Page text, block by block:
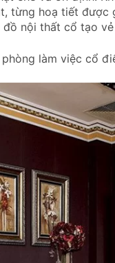
từng hoạ tiết được
nội thất cổ tạo
làm việc cổ